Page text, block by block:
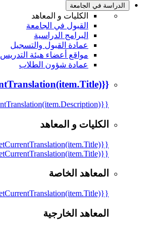
الدراسة في الجامعة
الكليات و المعاهد
القبول في الجامعة
البرامج الدراسية
عمادة القبول والتسجيل
مواقع أعضاء هيئة التدريس
عمادة شؤون الطلاب
{{mmc.getCurrentTranslation(item.Title)}}
{{mmc.getCurrentTranslation(item.Description)}}
الكليات و المعاهد
{{mmc.getCurrentTranslation(item.Title)}}
{{mmc.getCurrentTranslation(item.Title)}}
المعاهد الخاصة
{{mmc.getCurrentTranslation(item.Title)}}
المعاهد الخارجية